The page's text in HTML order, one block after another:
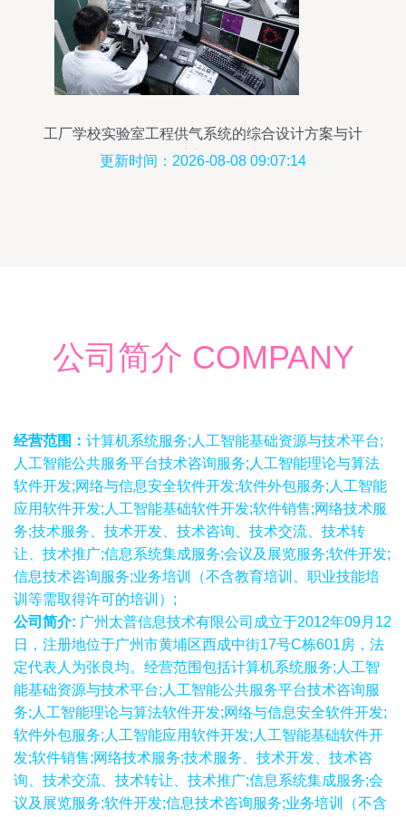
工厂学校实验室工程供气系统的综合设计方案与计
算机系统服务集成
更新时间：2026-08-08 09:07:14
公司简介 COMPANY
经营范围： 计算机系统服务;人工智能基础资源与技术平台;
人工智能公共服务平台技术咨询服务;人工智能理论与算法
软件开发;网络与信息安全软件开发;软件外包服务;人工智能
应用软件开发;人工智能基础软件开发;软件销售;网络技术服
务;技术服务、技术开发、技术咨询、技术交流、技术转
让、技术推广;信息系统集成服务;会议及展览服务;软件开发;
信息技术咨询服务;业务培训（不含教育培训、职业技能培
训等需取得许可的培训）;
公司简介: 广州太普信息技术有限公司成立于2012年09月12
日，注册地位于广州市黄埔区西成中街17号C栋601房，法
定代表人为张良均。经营范围包括计算机系统服务;人工智
能基础资源与技术平台;人工智能公共服务平台技术咨询服
务;人工智能理论与算法软件开发;网络与信息安全软件开发;
软件外包服务;人工智能应用软件开发;人工智能基础软件开
发;软件销售;网络技术服务;技术服务、技术开发、技术咨
询、技术交流、技术转让、技术推广;信息系统集成服务;会
议及展览服务;软件开发;信息技术咨询服务;业务培训（不含